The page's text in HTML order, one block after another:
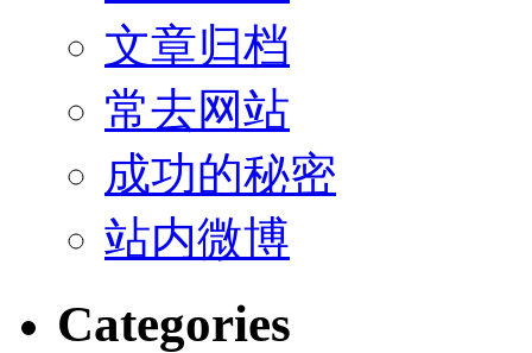
文章归档
常去网站
成功的秘密
站内微博
Categories